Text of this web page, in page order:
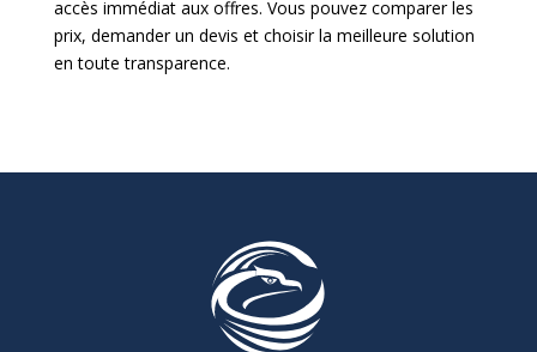
accès immédiat aux offres. Vous pouvez comparer les
prix, demander un devis et choisir la meilleure solution
en toute transparence.